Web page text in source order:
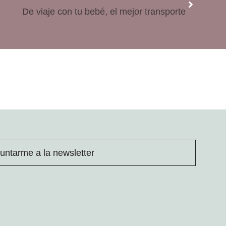
De viaje con tu bebé, el mejor transporte
a la newsletter